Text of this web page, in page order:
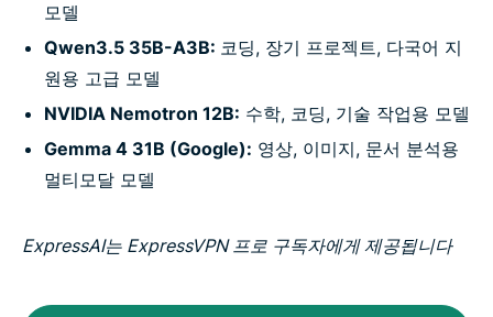
모델
Qwen3.5 35B-A3B: 코딩, 장기 프로젝트, 다국어 지
원용 고급 모델
NVIDIA Nemotron 12B: 수학, 코딩, 기술 작업용 모델
Gemma 4 31B (Google): 영상, 이미지, 문서 분석용
멀티모달 모델
ExpressAI는 ExpressVPN 프로 구독자에게 제공됩니다